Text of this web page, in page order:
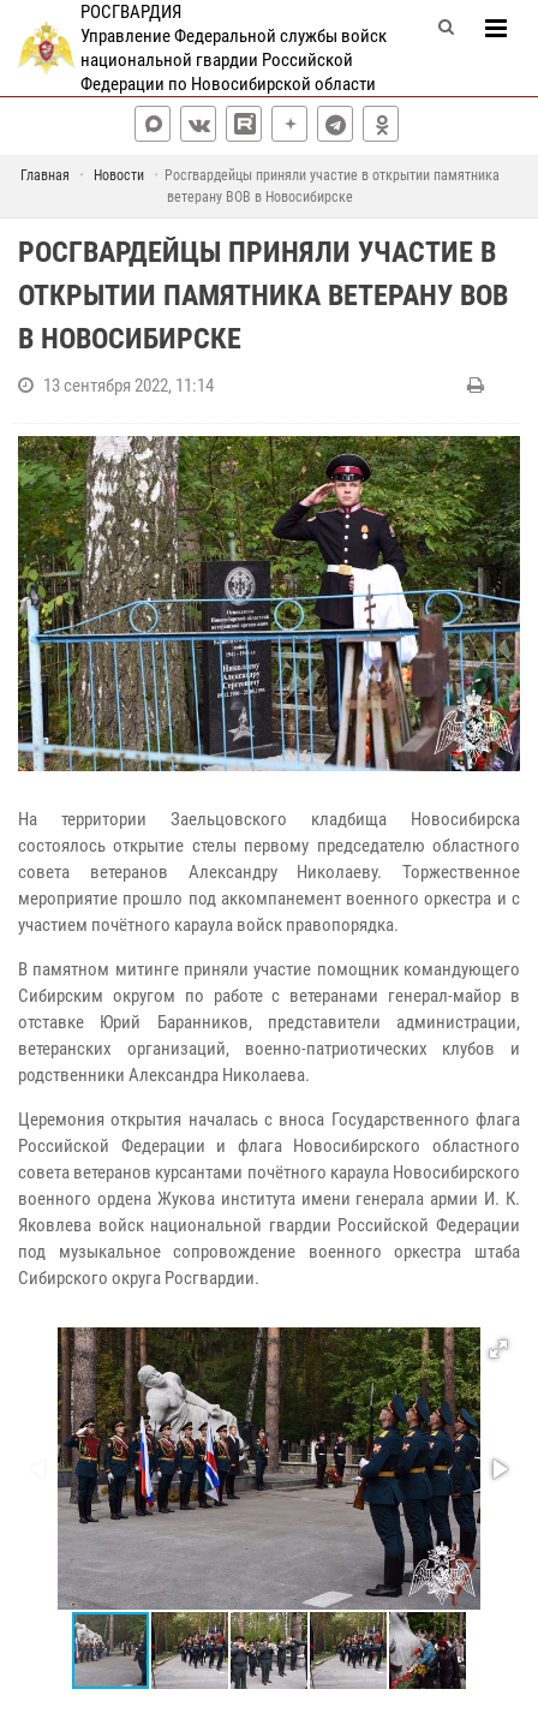
РОСГВАРДИЯ
Управление Федеральной службы войск
национальной гвардии Российской
Федерации по Новосибирской области
Главная Новости
Росгвардейцы приняли участие в открытии памятника
ветерану ВОВ в Новосибирске
РОСГВАРДЕЙЦЫ ПРИНЯЛИ УЧАСТИЕ В
ОТКРЫТИИ ПАМЯТНИКА ВЕТЕРАНУ ВОВ
В НОВОСИБИРСКЕ
13 сентября 2022, 11:14
На территории Заельцовского кладбища Новосибирска
состоялось открытие стелы первому председателю областного
совета ветеранов Александру Николаеву. Торжественное
мероприятие прошло под аккомпанемент военного оркестра и с
участием почётного караула войск правопорядка.
В памятном митинге приняли участие помощник командующего
Сибирским округом по работе с ветеранами генерал-майор в
отставке Юрий Баранников, представители администрации,
ветеранских организаций, военно-патриотических клубов и
родственники Александра Николаева.
Церемония открытия началась с вноса Государственного флага
Российской Федерации и флага Новосибирского областного
совета ветеранов курсантами почётного караула Новосибирского
военного ордена Жукова института имени генерала армии И. К.
Яковлева войск национальной гвардии Российской Федерации
под музыкальное сопровождение военного оркестра штаба
Сибирского округа Росгвардии.